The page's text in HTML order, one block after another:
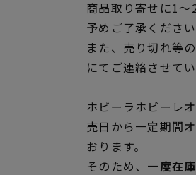
商品取り寄せに1
予めご了承ください
また、売り切れ等
にてご連絡させてい
ホビーラホビーレ
売日から一定期間
おります。
そのため、 一度在